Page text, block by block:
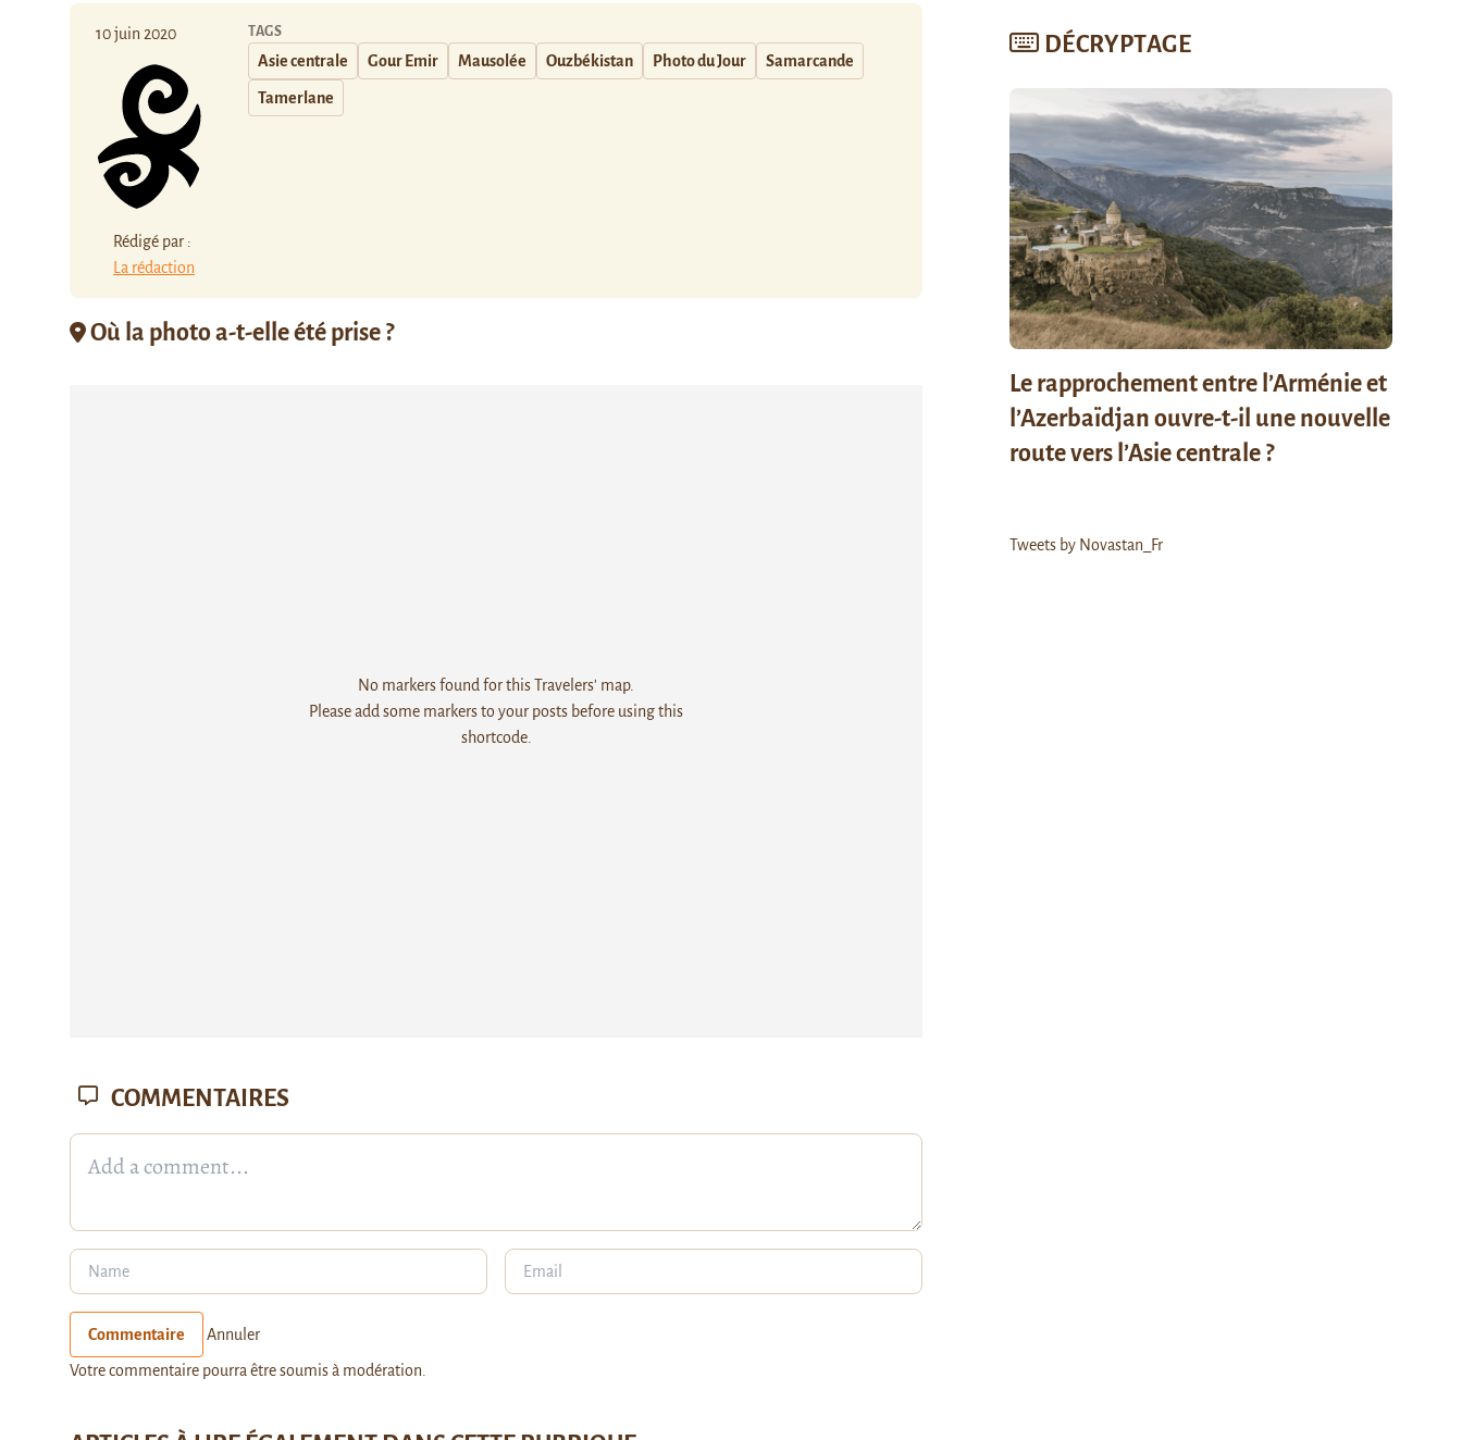
10 juin 2020
Rédigé par :
La rédaction
TAGS
Asie centrale Gour Emir Mausolée Ouzbékistan Photo du Jour Samarcande
Tamerlane
Où la photo a-t-elle été prise ?
No markers found for this Travelers' map.
Please add some markers to your posts before using this
shortcode.
DÉCRYPTAGE
Le rapprochement entre l’Arménie et
l’Azerbaïdjan ouvre-t-il une nouvelle
route vers l’Asie centrale ?
Tweets by Novastan_Fr
COMMENTAIRES
Commentaire Annuler
Votre commentaire pourra être soumis à modération.